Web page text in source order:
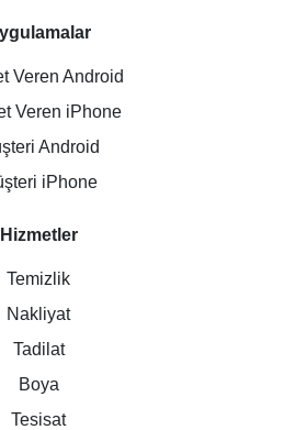
Veren Android
Veren iPhone
Android
iPhone
Hizmetler
Temizlik
Nakliyat
Tadilat
Boya
Tesisat